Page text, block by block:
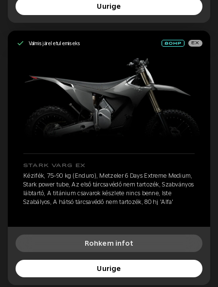
Uurige
Valmis järeletulemiseks EX
STARK VARG EX
Kézifék, 75-90 kg (Enduro), Metzeler 6 Days Extreme Medium,
Stark power tube, Az első tárcsavédő nem tartozék, Szabványos
lábtartó, A titánium csavarok készlete nincs benne, Iste
Szabályos, A hátsó tárcsavédő nem tartozék, 80 hj 'Alfa'
Rohkem infot
Uurige